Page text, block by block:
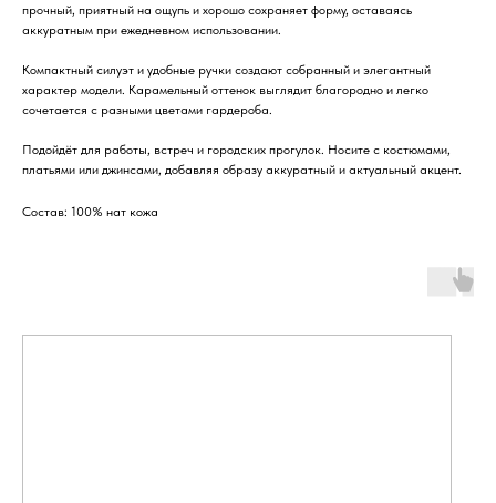
прочный, приятный на ощупь и хорошо сохраняет форму, оставаясь
аккуратным при ежедневном использовании.
Компактный силуэт и удобные ручки создают собранный и элегантный
характер модели. Карамельный оттенок выглядит благородно и легко
сочетается с разными цветами гардероба.
Подойдёт для работы, встреч и городских прогулок. Носите с костюмами,
платьями или джинсами, добавляя образу аккуратный и актуальный акцент.
Состав: 100% нат кожа